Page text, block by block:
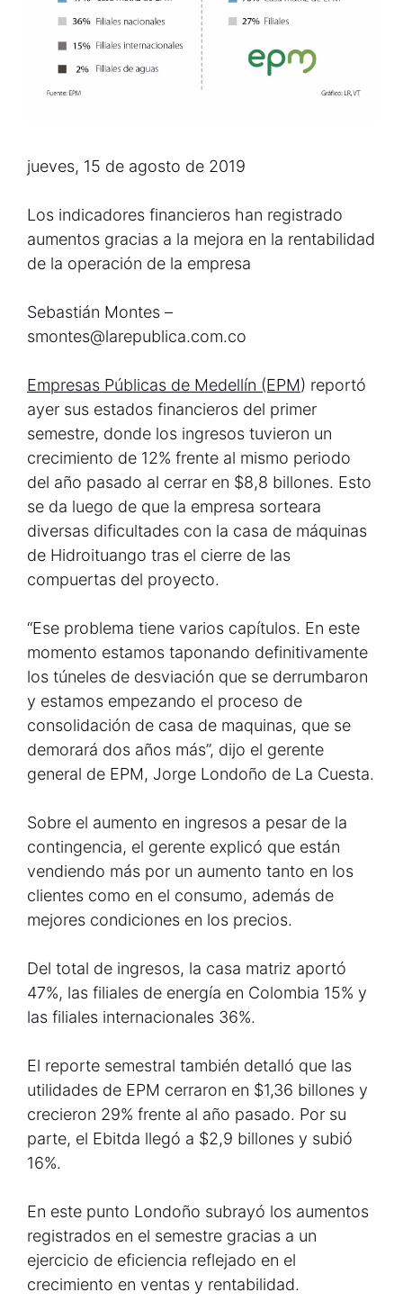
jueves, 15 de agosto de 2019
Los indicadores financieros han registrado
aumentos gracias a la mejora en la rentabilidad
de la operación de la empresa
Sebastián Montes –
smontes@larepublica.com.co
Empresas Públicas de Medellín (EPM) reportó
ayer sus estados financieros del primer
semestre, donde los ingresos tuvieron un
crecimiento de 12% frente al mismo periodo
del año pasado al cerrar en $8,8 billones. Esto
se da luego de que la empresa sorteara
diversas dificultades con la casa de máquinas
de Hidroituango tras el cierre de las
compuertas del proyecto.
“Ese problema tiene varios capítulos. En este
momento estamos taponando definitivamente
los túneles de desviación que se derrumbaron
y estamos empezando el proceso de
consolidación de casa de maquinas, que se
demorará dos años más”, dijo el gerente
general de EPM, Jorge Londoño de La Cuesta.
Sobre el aumento en ingresos a pesar de la
contingencia, el gerente explicó que están
vendiendo más por un aumento tanto en los
clientes como en el consumo, además de
mejores condiciones en los precios.
Del total de ingresos, la casa matriz aportó
47%, las filiales de energía en Colombia 15% y
las filiales internacionales 36%.
El reporte semestral también detalló que las
utilidades de EPM cerraron en $1,36 billones y
crecieron 29% frente al año pasado. Por su
parte, el Ebitda llegó a $2,9 billones y subió
16%.
En este punto Londoño subrayó los aumentos
registrados en el semestre gracias a un
ejercicio de eficiencia reflejado en el
crecimiento en ventas y rentabilidad.